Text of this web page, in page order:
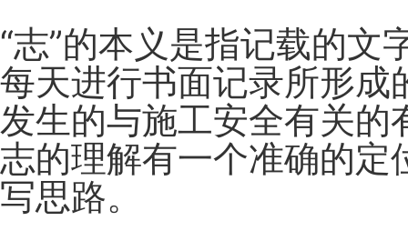
“志”的本义是指记载的文
每天进行书面记录所形
发生的与施工安全有关
志的理解有一个准确的
写思路。